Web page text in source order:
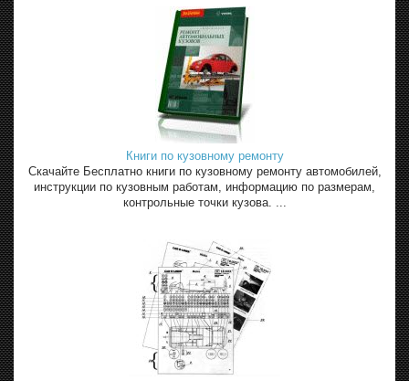
Книги по кузовному ремонту
Скачайте Бесплатно книги по кузовному ремонту автомобилей,
инструкции по кузовным работам, информацию по размерам,
контрольные точки кузова. ...